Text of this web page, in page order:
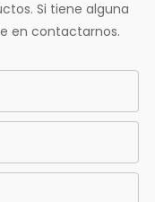
Si tiene alguna
en contactarnos.